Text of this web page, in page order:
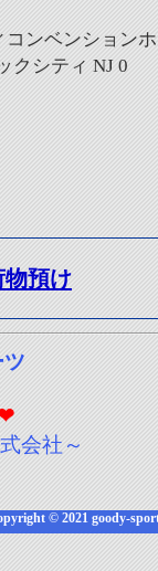
ンベンション
クシティ NJ 0
物預け
会社～
© 2021 goody-